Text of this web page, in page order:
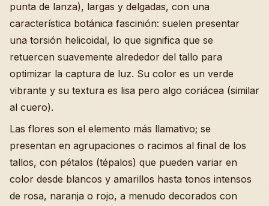
punta de lanza), largas y delgadas, con una
característica botánica fascinión: suelen presentar
una torsión helicoidal, lo que significa que se
retuercen suavemente alrededor del tallo para
optimizar la captura de luz. Su color es un verde
vibrante y su textura es lisa pero algo coriácea (similar
al cuero).
Las flores son el elemento más llamativo; se
presentan en agrupaciones o racimos al final de los
tallos, con pétalos (tépalos) que pueden variar en
color desde blancos y amarillos hasta tonos intensos
de rosa, naranja o rojo, a menudo decorados con